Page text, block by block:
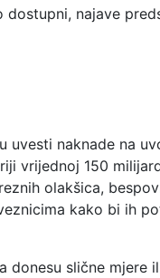
najave
uvesti naknade na
vrijednoj 150
olakšica,
kako bi ih
slične mjere